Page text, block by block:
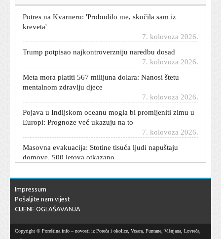
Potres na Kvarneru: 'Probudilo me, skočila sam iz
kreveta'
Trump potpisao najkontroverzniju naredbu dosad
7. kolovoza 2026.
Meta mora platiti 567 milijuna dolara: Nanosi štetu
mentalnom zdravlju djece
Pojava u Indijskom oceanu mogla bi promijeniti zimu u
Europi: Prognoze već ukazuju na to
Masovna evakuacija: Stotine tisuća ljudi napuštaju
domove, 500 letova otkazano
U Glini otvoren Trg hrvatske himne
Novi sukob u SAD-u: Rand Paul prijavljuje Anthonyja
Impressum
Pošaljite nam vijest
CIJENE OGLAŠAVANJA
Copyright © Poreština.info – novosti iz Poreča i okolice, Vrsara, Funtane, Višnjana, Lovreča,